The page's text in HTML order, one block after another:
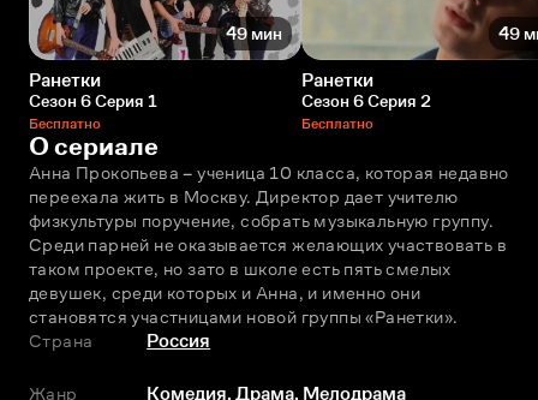
49 мин
Ранетки
Сезон 6 Серия 1
Бесплатно
49
Ранетки
Сезон 6 Серия 2
Бесплатно
О сериале
Анна Прокопьева – ученица 10 класса, которая недавно
переехала жить в Москву. Директор дает учителю
физкультуры поручение, собрать музыкальную группу.
Среди парней не оказывается желающих участвовать в
таком проекте, но зато в школе есть пять смелых
девушек, среди которых и Анна, и именно они
становятся участницами новой группы «Ранетки».
Страна
Россия
Жанр Комедия,Драма, Мелодрама